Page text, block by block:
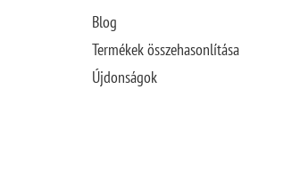
Blog
Termékek összehasonlítása
Újdonságok